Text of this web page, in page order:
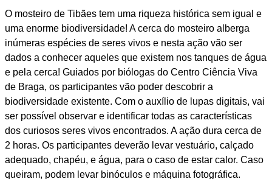
O mosteiro de Tibães tem uma riqueza histórica sem igual e
uma enorme biodiversidade! A cerca do mosteiro alberga
inúmeras espécies de seres vivos e nesta ação vão ser
dados a conhecer aqueles que existem nos tanques de água
e pela cerca! Guiados por biólogas do Centro Ciência Viva
de Braga, os participantes vão poder descobrir a
biodiversidade existente. Com o auxílio de lupas digitais, vai
ser possível observar e identificar todas as características
dos curiosos seres vivos encontrados. A ação dura cerca de
2 horas. Os participantes deverão levar vestuário, calçado
adequado, chapéu, e água, para o caso de estar calor. Caso
queiram, podem levar binóculos e máquina fotográfica.